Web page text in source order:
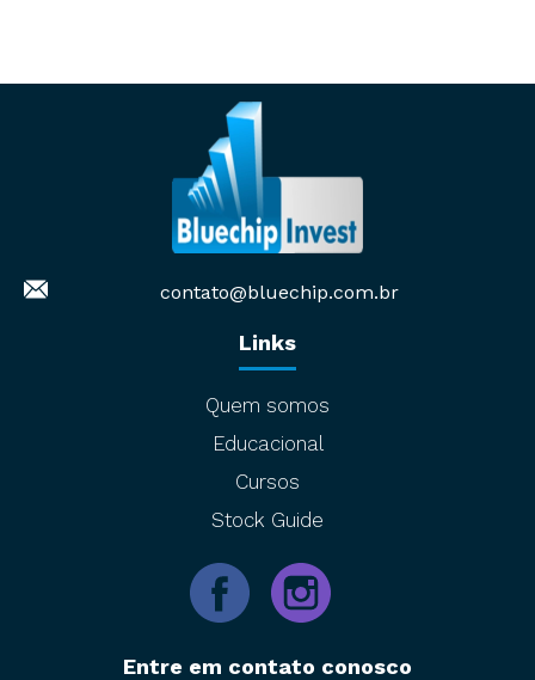
contato@bluechip.com.br
Links
Quem somos
Educacional
Cursos
Stock Guide
Entre em contato conosco